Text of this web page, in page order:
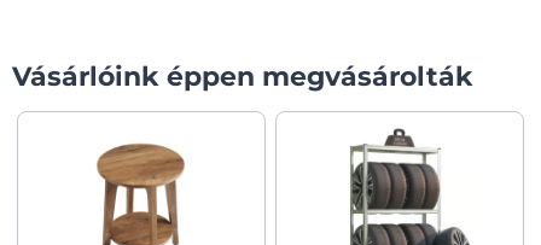
Vásárlóink éppen megvásárolták